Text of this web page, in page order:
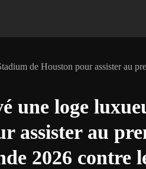
de Houston pour assister au
une loge
assister au
2026 contre